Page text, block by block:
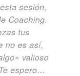
sesión,
Coaching.
tus
no es así,
valioso
Te espero…